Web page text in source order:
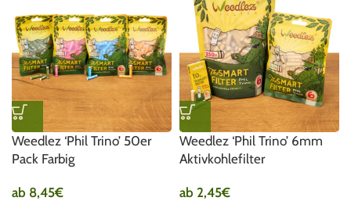
Weedlez ‘Phil Trino’ 50er
Pack Farbig
ab 8,45€
Weedlez ‘Phil Trino’ 6mm
Aktivkohlefilter
ab 2,45€